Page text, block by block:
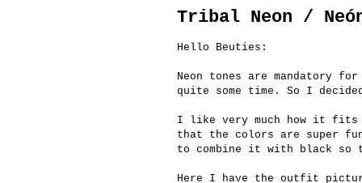
Tribal Neon /
Hello Beuties:
Neon tones are mandatory
quite some time. So I
I like very much how it fits
that the colors are super
to combine it with black
Here I have the outfit